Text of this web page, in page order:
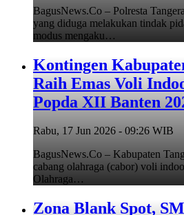
BagusNews.Co – Polresta
yang diduga melakukan tindak
modus mengaku…
Kontingen
Raih Emas Voli
Popda XII Banten
Rabu, 17 Jun 2026 - 09:26 WIB
BagusNews.Co – Kabupaten
cabang olahraga (cabor) voli
Olahraga…
Zona Blank Spot,